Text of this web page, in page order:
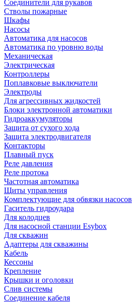
Соединители для рукавов
Стволы пожарные
Шкафы
Насосы
Автоматика для насосов
Автоматика по уровню воды
Механическая
Электрическая
Контроллеры
Поплавковые выключатели
Электроды
Для агрессивных жидкостей
Блоки электронной автоматики
Гидроаккумуляторы
Защита от сухого хода
Защита электродвигателя
Контакторы
Плавный пуск
Реле давления
Реле протока
Частотная автоматика
Щиты управления
Комплектующие для обвязки насосов
Гаситель гидроудара
Для колодцев
Для насосной станции Esybox
Для скважин
Адаптеры для скважины
Кабель
Кессоны
Крепление
Крышки и оголовки
Слив системы
Соединение кабеля